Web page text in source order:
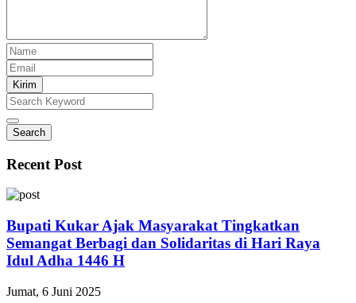
Kirim
Search
Recent Post
Bupati Kukar Ajak Masyarakat Tingkatkan
Semangat Berbagi dan Solidaritas di Hari Raya
Idul Adha 1446 H
Jumat, 6 Juni 2025